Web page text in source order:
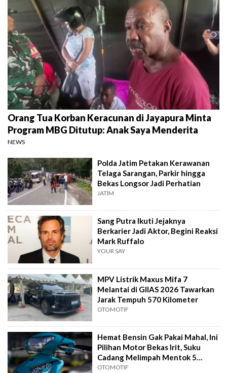
Orang Tua Korban Keracunan di Jayapura Minta
Program MBG Ditutup: Anak Saya Menderita
NEWS
Polda Jatim Petakan Kerawanan
Telaga Sarangan, Parkir hingga
Bekas Longsor Jadi Perhatian
JATIM
Sang Putra Ikuti Jejaknya
Berkarier Jadi Aktor, Begini Reaksi
Mark Ruffalo
YOUR SAY
MPV Listrik Maxus Mifa 7
Melantai di GIIAS 2026 Tawarkan
Jarak Tempuh 570 Kilometer
OTOMOTIF
Hemat Bensin Gak Pakai Mahal, Ini
Pilihan Motor Bekas Irit, Suku
Cadang Melimpah Mentok 5
Jutaan
OTOMOTIF